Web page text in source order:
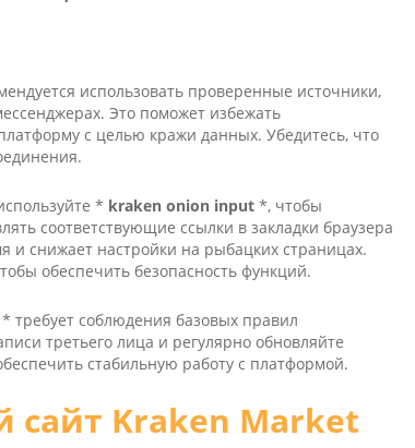
использовать проверенные источники,
Это поможет избежать
с целью кражи данных. Убедитесь, что
* kra­ken oni­on input *, чтобы
соответствующие ссылки в закладки браузера
и снижает настройки на рыбацких страницах.
обеспечить безопасность функций.
* требует соблюдения базовых правил
третьего лица и регулярно обновляйте
стабильную работу с платформой.
Kra­ken Market